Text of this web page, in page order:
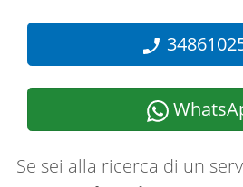
Se sei alla ricerca di un